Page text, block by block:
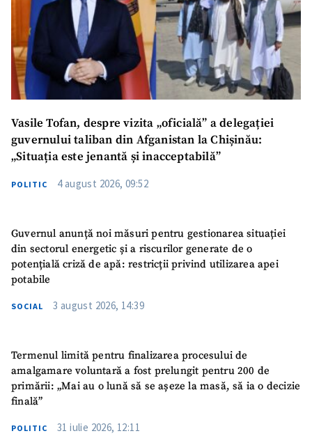
Vasile Tofan, despre vizita „oficială” a delegației
guvernului taliban din Afganistan la Chișinău:
„Situația este jenantă și inacceptabilă”
POLITIC 4 august 2026, 09:52
Guvernul anunță noi măsuri pentru gestionarea situației
din sectorul energetic și a riscurilor generate de o
potențială criză de apă: restricții privind utilizarea apei
potabile
SOCIAL 3 august 2026, 14:39
Termenul limită pentru finalizarea procesului de
amalgamare voluntară a fost prelungit pentru 200 de
primării: „Mai au o lună să se așeze la masă, să ia o decizie
finală”
POLITIC 31 iulie 2026, 12:11